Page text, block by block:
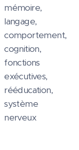
mémoire,
langage,
comportement,
cognition,
fonctions
exécutives,
rééducation,
système
nerveux